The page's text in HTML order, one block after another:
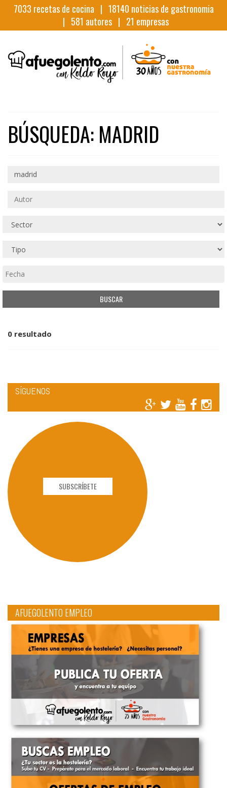
7033 recetas de cocina | 18140 noticias de gastronomia
| 581 autores | 21 empresas
BÚSQUEDA: MADRID
0 resultado
SÍGUENOS
SUBSCRÍBETE
AFUEGOLENTO EMPLEO